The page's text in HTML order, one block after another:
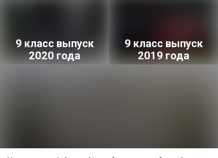
9 класс выпуск
2020 года
9 класс выпуск
2019 года